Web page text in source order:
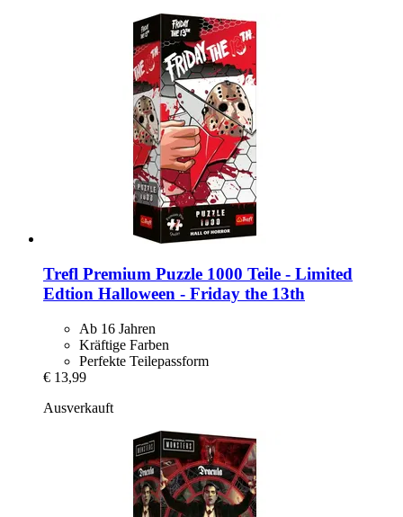
Trefl Premium Puzzle 1000 Teile -​ Limited
Edtion Halloween -​ Friday the 13th
Ab 16 Jahren
Kräftige Farben
Perfekte Teilepassform
€ 13,99
Ausverkauft